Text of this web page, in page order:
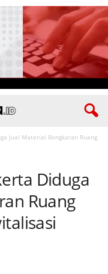
Jual Material Bongkaran Ruang
Diduga
Ruang